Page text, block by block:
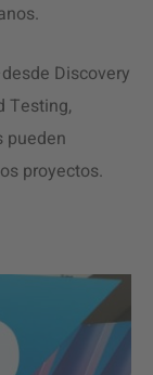
Discovery
Testing,
pueden
proyectos.